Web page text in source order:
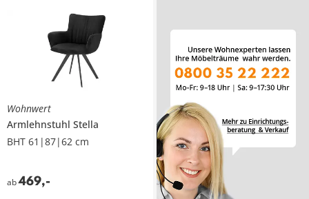
Wohnwert
Armlehnstuhl Stella
BHT 61|87|62 cm
ab469,-